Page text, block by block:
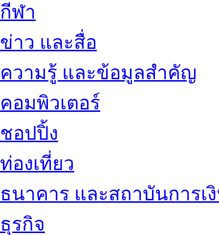
กีฬา
ข่าว และสื่อ
ความรู้ และข้อมูลสำคัญ
คอมพิวเตอร์
ชอปปิ้ง
ท่องเที่ยว
ธนาคาร และสถาบันการเ
ธุรกิจ